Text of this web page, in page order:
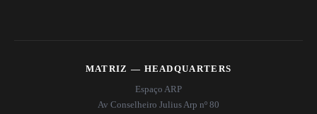
MATRIZ — HEADQUARTERS
Espaço ARP
Av Conselheiro Julius Arp nº 80